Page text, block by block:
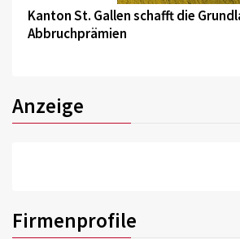
Kanton St. Gallen schafft die
Abbruchprämien
Anzeige
Firmenprofile